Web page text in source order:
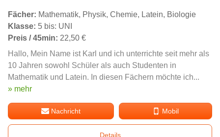
Fächer: Mathematik, Physik, Chemie, Latein, Biologie
Klasse: 5 bis: UNI
Preis / 45min: 22,50 €
Hallo, Mein Name ist Karl und ich unterrichte seit mehr als
10 Jahren sowohl Schüler als auch Studenten in
Mathematik und Latein. In diesen Fächern möchte ich...
» mehr
Nachricht Mobil
Details